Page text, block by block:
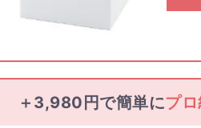
＋3,980円で簡単にプ